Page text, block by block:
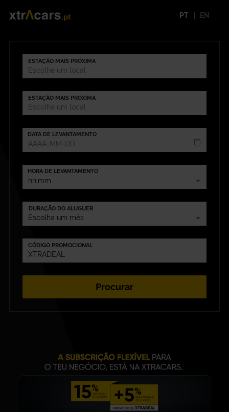
PT EN
ESTAÇÃO MAIS PRÓXIMA
ESTAÇÃO MAIS PRÓXIMA
DATA DE LEVANTAMENTO
HORA DE LEVANTAMENTO
DURAÇÃO DO ALUGUER
CÓDIGO PROMOCIONAL